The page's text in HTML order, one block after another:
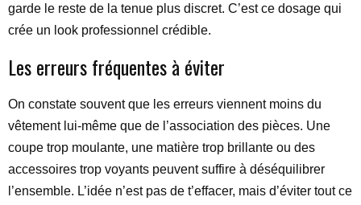
garde le reste de la tenue plus discret. C’est ce dosage qui
crée un look professionnel crédible.
Les erreurs fréquentes à éviter
On constate souvent que les erreurs viennent moins du
vêtement lui-même que de l’association des pièces. Une
coupe trop moulante, une matière trop brillante ou des
accessoires trop voyants peuvent suffire à déséquilibrer
l’ensemble. L’idée n’est pas de t’effacer, mais d’éviter tout ce